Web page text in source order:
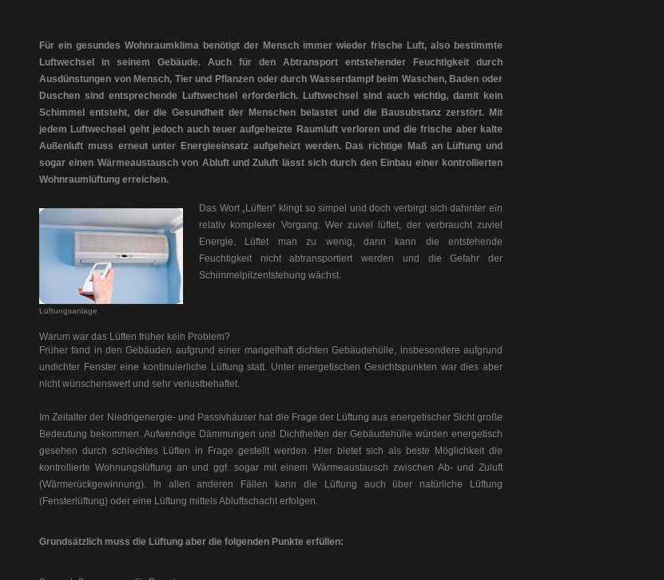
Für ein gesundes Wohnraumklima benötigt der Mensch immer wieder frische Luft, also bestimmte
Luftwechsel in seinem Gebäude. Auch für den Abtransport entstehender Feuchtigkeit durch
Ausdünstungen von Mensch, Tier und Pflanzen oder durch Wasserdampf beim Waschen, Baden oder
Duschen sind entsprechende Luftwechsel erforderlich. Luftwechsel sind auch wichtig, damit kein
Schimmel entsteht, der die Gesundheit der Menschen belastet und die Bausubstanz zerstört. Mit
jedem Luftwechsel geht jedoch auch teuer aufgeheizte Raumluft verloren und die frische aber kalte
Außenluft muss erneut unter Energieeinsatz aufgeheizt werden. Das richtige Maß an Lüftung und
sogar einen Wärmeaustausch von Abluft und Zuluft lässt sich durch den Einbau einer kontrollierten
Wohnraumlüftung erreichen.
Lüftungsanlage.
Das Wort „Lüften“ klingt so simpel und doch verbirgt sich dahinter ein
relativ komplexer Vorgang. Wer zuviel lüftet, der verbraucht zuviel
Energie. Lüftet man zu wenig, dann kann die entstehende
Feuchtigkeit nicht abtransportiert werden und die Gefahr der
Schimmelpilzentstehung wächst.
Warum war das Lüften früher kein Problem?
Früher fand in den Gebäuden aufgrund einer mangelhaft dichten Gebäudehülle, insbesondere aufgrund
undichter Fenster eine kontinuierliche Lüftung statt. Unter energetischen Gesichtspunkten war dies aber
nicht wünschenswert und sehr verlustbehaftet.
Im Zeitalter der Niedrigenergie- und Passivhäuser hat die Frage der Lüftung aus energetischer Sicht große
Bedeutung bekommen. Aufwendige Dämmungen und Dichtheiten der Gebäudehülle würden energetisch
gesehen durch schlechtes Lüften in Frage gestellt werden. Hier bietet sich als beste Möglichkeit die
kontrollierte Wohnungslüftung an und ggf. sogar mit einem Wärmeaustausch zwischen Ab- und Zuluft
(Wärmerückgewinnung). In allen anderen Fällen kann die Lüftung auch über natürliche Lüftung
(Fensterlüftung) oder eine Lüftung mittels Abluftschacht erfolgen.
Grundsätzlich muss die Lüftung aber die folgenden Punkte erfüllen: